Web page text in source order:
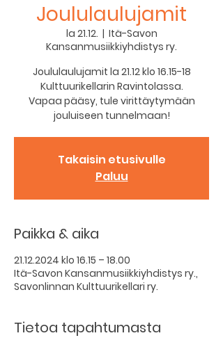
Joululaulujamit
la 21.12.
  |
Itä-Savon
Kansanmusiikkiyhdistys ry.
Joululaulujamit la 21.12 klo 16.15-18
Kulttuurikellarin Ravintolassa.
Vapaa pääsy, tule virittäytymään
jouluiseen tunnelmaan!
Takaisin etusivulle
Paluu
Paikka & aika
21.12.2024 klo 16.15 – 18.00
Itä-Savon Kansanmusiikkiyhdistys ry.,
Savonlinnan Kulttuurikellari ry.
Tietoa tapahtumasta